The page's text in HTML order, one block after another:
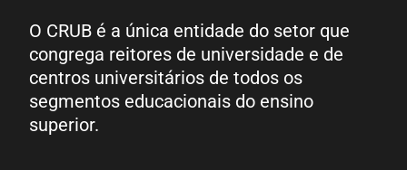
O CRUB é a única entidade do setor que
congrega reitores de universidade e de
centros universitários de todos os
segmentos educacionais do ensino
superior.